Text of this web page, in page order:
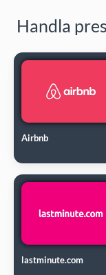
Handla
Airbnb
lastminute.com